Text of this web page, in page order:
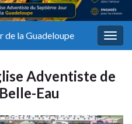
de la Guadeloupe
Adventiste de
Eau